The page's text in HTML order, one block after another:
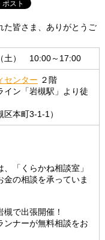
た皆さま、ありがとうご
土） 10:00～17:00
センター ２階
イン「岩槻駅」より徒
区本町3-1-1）
「くらかね相談室」
金の相談を承っていま
で出張開催！
ンナーが無料相談をお